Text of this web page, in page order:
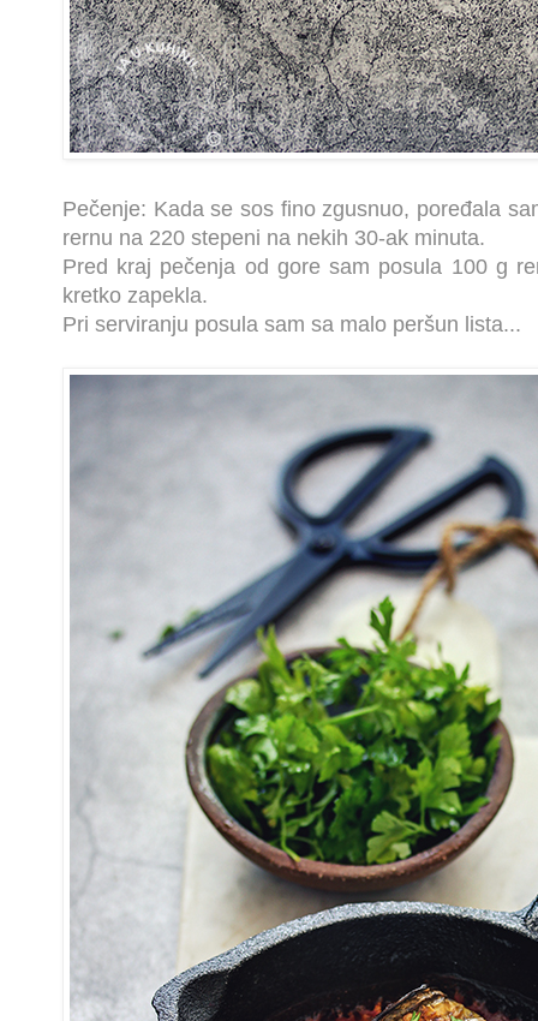
Pečenje: Kada se sos fino zgusnuo, poređala
rernu na 220 stepeni na nekih 30-ak minuta.
Pred kraj pečenja od gore sam posula 100 g
kretko zapekla.
Pri serviranju posula sam sa malo peršun lista...